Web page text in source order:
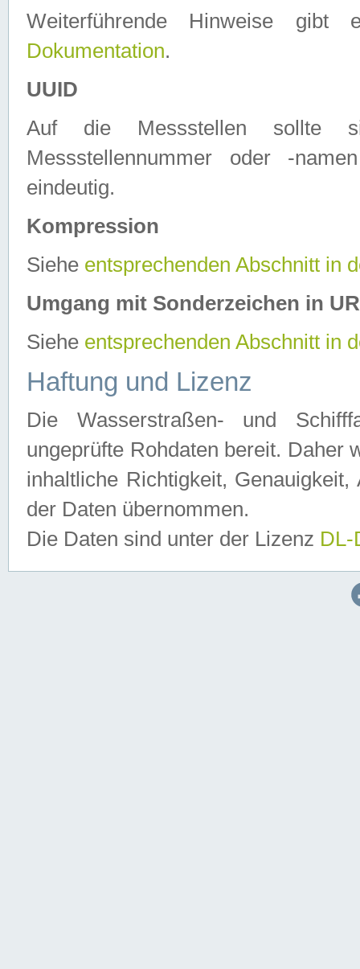
Weiterführende Hinweise
Dokumentation.
UUID
Auf die Messstellen sollte
Messstellennummer oder -
eindeutig.
Kompression
Siehe entsprechenden Abschnitt in
Umgang mit Sonderzeichen in
Siehe entsprechenden Abschnitt in
Haftung und Lizenz
Die Wasserstraßen- und
ungeprüfte Rohdaten bereit. Daher
inhaltliche Richtigkeit,
der Daten übernommen.
Die Daten sind unter der Lizenz